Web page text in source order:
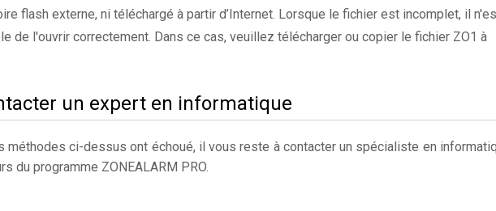
flash externe, ni téléchargé à partir d’Internet. Lorsque le fichier est incomplet, il
de l'ouvrir correctement. Dans ce cas, veuillez télécharger ou copier le fichier ZO1 à
un expert en informatique
méthodes ci-dessus ont échoué, il vous reste à contacter un spécialiste en
du programme ZONEALARM PRO.